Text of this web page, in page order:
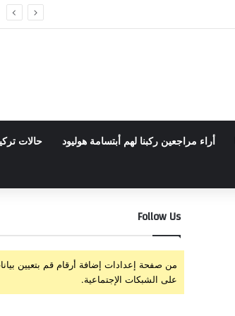
أراء مراجعين ركبنا لهم أبتسامة هوليود حالات
Follow Us
من صفحة إعدادات إضافة أرقام قم بتعيين
على الشبكات الإجتماعية.